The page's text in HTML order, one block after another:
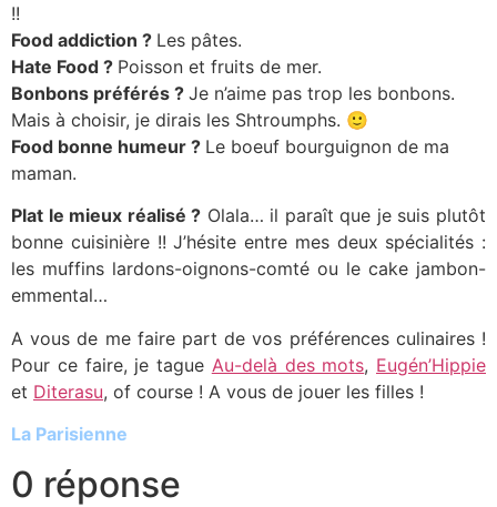
!!
Food addiction ? Les pâtes.
Hate Food ? Poisson et fruits de mer.
Bonbons préférés ? Je n’aime pas trop les bonbons.
Mais à choisir, je dirais les Shtroumphs. 🙂
Food bonne humeur ? Le boeuf bourguignon de ma
maman.
Plat le mieux réalisé ? Olala… il paraît que je suis plutôt
bonne cuisinière !! J’hésite entre mes deux spécialités :
les muffins lardons-oignons-comté ou le cake jambon-
emmental…
A vous de me faire part de vos préférences culinaires !
Pour ce faire, je tague Au-delà des mots, Eugén’Hippie
et Diterasu, of course ! A vous de jouer les filles !
La Parisienne
0 réponse